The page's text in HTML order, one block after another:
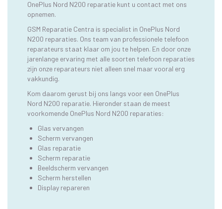
OnePlus Nord N200 reparatie kunt u contact met ons
opnemen.
GSM Reparatie Centra is specialist in OnePlus Nord
N200 reparaties. Ons team van professionele telefoon
reparateurs staat klaar om jou te helpen. En door onze
jarenlange ervaring met alle soorten telefoon reparaties
zijn onze reparateurs niet alleen snel maar vooral erg
vakkundig.
Kom daarom gerust bij ons langs voor een OnePlus
Nord N200 reparatie. Hieronder staan de meest
voorkomende OnePlus Nord N200 reparaties:
Glas vervangen
Scherm vervangen
Glas reparatie
Scherm reparatie
Beeldscherm vervangen
Scherm herstellen
Display repareren